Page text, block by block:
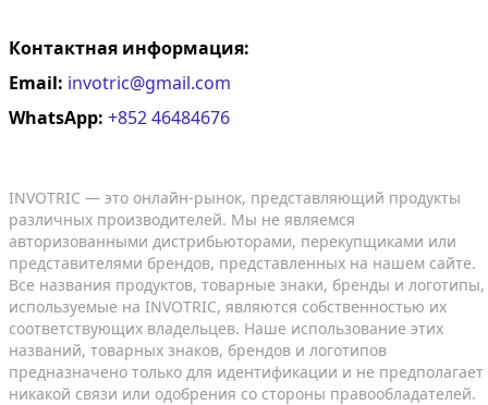
Контактная информация:
Email: invotric@gmail.com
WhatsApp: +852 46484676
INVOTRIC — это онлайн-рынок, представляющий продукты
различных производителей. Мы не являемся
авторизованными дистрибьюторами, перекупщиками или
представителями брендов, представленных на нашем сайте.
Все названия продуктов, товарные знаки, бренды и логотипы,
используемые на INVOTRIC, являются собственностью их
соответствующих владельцев. Наше использование этих
названий, товарных знаков, брендов и логотипов
предназначено только для идентификации и не предполагает
никакой связи или одобрения со стороны правообладателей.